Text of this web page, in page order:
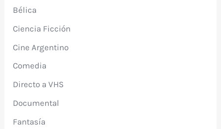
Bélica
Ciencia Ficción
Cine Argentino
Comedia
Directo a VHS
Documental
Fantasía